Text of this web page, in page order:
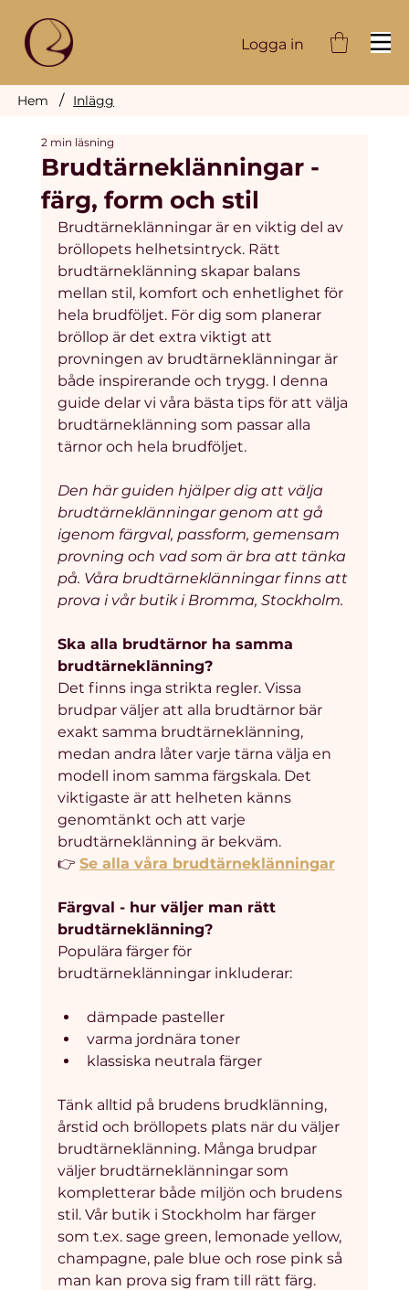
Logga in
Hem / Inlägg
Brudtärneklänningar -
färg, form och stil
2 min läsning
Brudtärneklänningar är en viktig del av
bröllopets helhetsintryck. Rätt
brudtärneklänning skapar balans
mellan stil, komfort och enhetlighet för
hela brudföljet. För dig som planerar
bröllop är det extra viktigt att
provningen av brudtärneklänningar är
både inspirerande och trygg. I denna
guide delar vi våra bästa tips för att välja
brudtärneklänning som passar alla
tärnor och hela brudföljet.
Den här guiden hjälper dig att välja
brudtärneklänningar genom att gå
igenom färgval, passform, gemensam
provning och vad som är bra att tänka
på. Våra brudtärneklänningar finns att
prova i vår butik i Bromma, Stockholm.
Ska alla brudtärnor ha samma
brudtärneklänning?
Det finns inga strikta regler. Vissa
brudpar väljer att alla brudtärnor bär
exakt samma brudtärneklänning,
medan andra låter varje tärna välja en
modell inom samma färgskala. Det
viktigaste är att helheten känns
genomtänkt och att varje
brudtärneklänning är bekväm.
👉 Se alla våra brudtärneklänningar
Färgval - hur väljer man rätt
brudtärneklänning?
Populära färger för
brudtärneklänningar inkluderar:
dämpade pasteller
varma jordnära toner
klassiska neutrala färger
Tänk alltid på brudens brudklänning,
årstid och bröllopets plats när du väljer
brudtärneklänning. Många brudpar
väljer brudtärneklänningar som
kompletterar både miljön och brudens
stil. Vår butik i Stockholm har färger
som t.ex. sage green, lemonade yellow,
champagne, pale blue och rose pink så
man kan prova sig fram till rätt färg.